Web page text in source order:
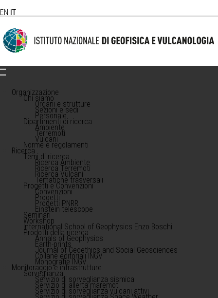
EN IT
Organizzazione
Chi siamo
Organi e strutture
Sezioni e sedi
Personale
Dipartimenti di ricerca
Ambiente
Terremoti
Vulcani
Norme e regolamenti
Ricerca
Temi di ricerca
Ricerca Ambiente
Ricerca Terremoti
Ricerca Vulcani
Tematiche trasversali
Progetti e Convenzioni
Convenzioni
Progetti
Progetti PNRR
Einstein telescope
Seminari
Workshop
International School of Geophysics Enzo Boschi
Prodotti della ricerca
Annals of Geophysics
Earth-prints
Journal of Geoethics and Social Geosciences
Collane editoriali INGV
Monografie INGV
Monitoraggio e infrastrutture
Sorveglianza
Servizio di sorveglianza sismica
Servizio di allerta maremoti
Servizio di sorveglianza vulcani attivi